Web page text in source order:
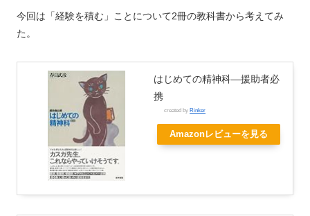
今回は「経験を積む」ことについて2冊の教科書から考えてみ
た。
はじめての精神科―援助者必
携
created by Rinker
Amazonレビューを見る